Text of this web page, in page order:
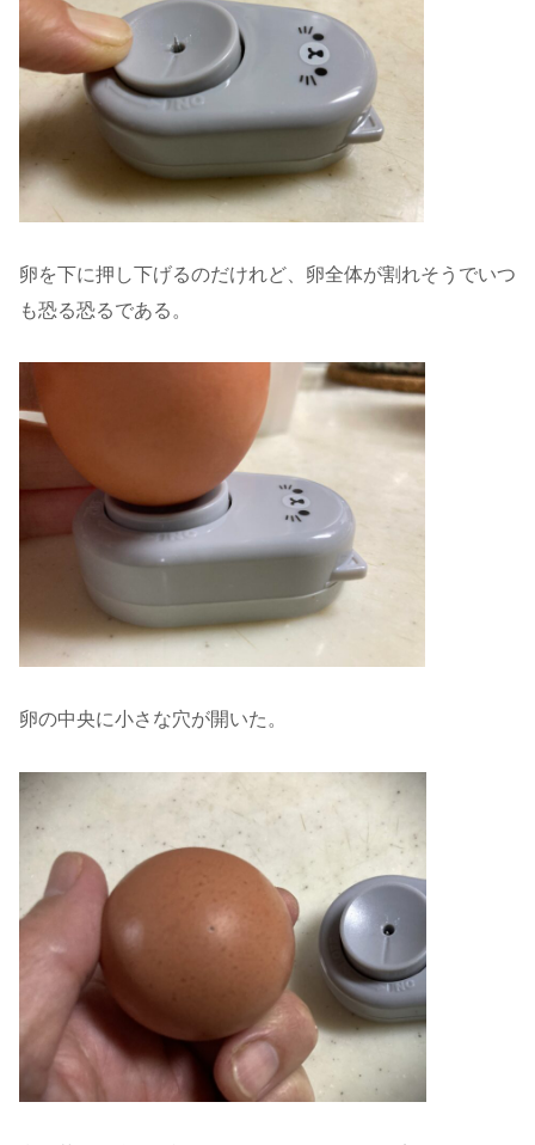
卵を下に押し下げるのだけれど、卵全体が割れそうでいつ
も恐る恐るである。
卵の中央に小さな穴が開いた。